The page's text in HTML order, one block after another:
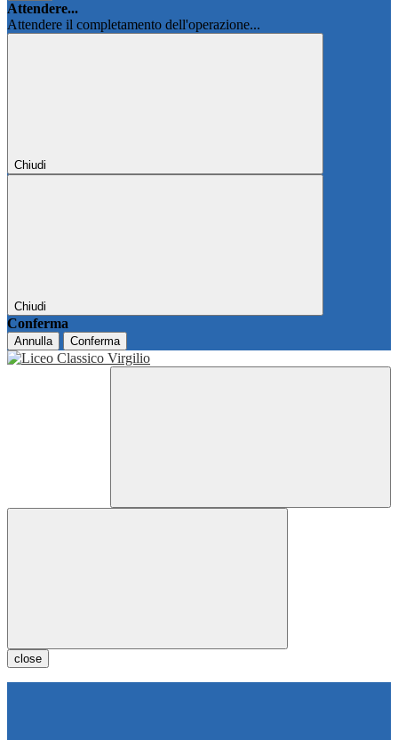
Attendere...
Attendere il completamento dell'operazione...
Chiudi
Chiudi
Conferma
Annulla Conferma
close